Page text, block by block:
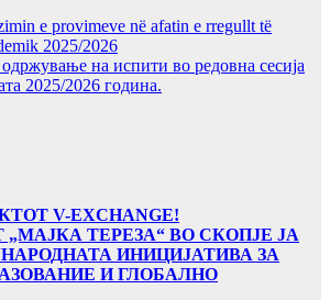
e provimeve në afatin e rregullt të
2025/2026
на испити во редовна сесија
2025/2026 година.
V-EXCHANGE!
ТЕРЕЗА“ ВО СКОПЈЕ ЈА
ИНИЦИЈАТИВА ЗА
И ГЛОБАЛНО